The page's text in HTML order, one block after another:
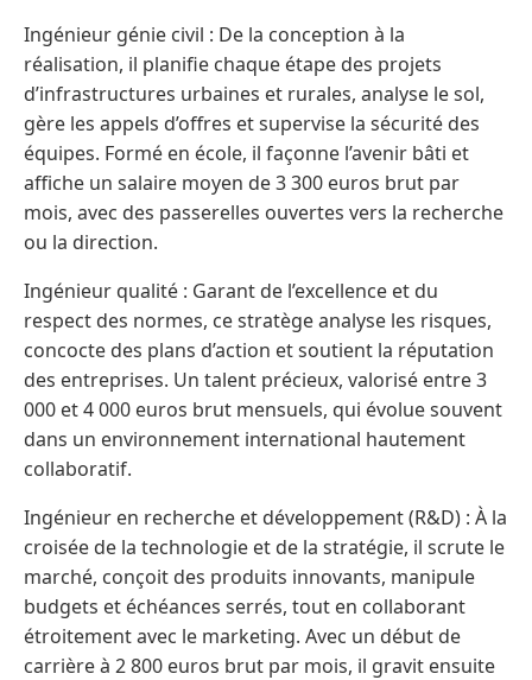
Ingénieur génie civil : De la conception à la
réalisation, il planifie chaque étape des projets
d’infrastructures urbaines et rurales, analyse le sol,
gère les appels d’offres et supervise la sécurité des
équipes. Formé en école, il façonne l’avenir bâti et
affiche un salaire moyen de 3 300 euros brut par
mois, avec des passerelles ouvertes vers la recherche
ou la direction.
Ingénieur qualité : Garant de l’excellence et du
respect des normes, ce stratège analyse les risques,
concocte des plans d’action et soutient la réputation
des entreprises. Un talent précieux, valorisé entre 3
000 et 4 000 euros brut mensuels, qui évolue souvent
dans un environnement international hautement
collaboratif.
Ingénieur en recherche et développement (R&D) : À la
croisée de la technologie et de la stratégie, il scrute le
marché, conçoit des produits innovants, manipule
budgets et échéances serrés, tout en collaborant
étroitement avec le marketing. Avec un début de
carrière à 2 800 euros brut par mois, il gravit ensuite